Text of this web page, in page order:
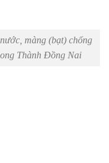
màng (bạt) chống
Thành Đồng Nai